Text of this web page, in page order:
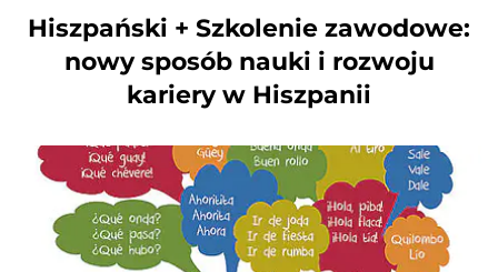
Hiszpański + Szkolenie zawodowe:
nowy sposób nauki i rozwoju
kariery w Hiszpanii